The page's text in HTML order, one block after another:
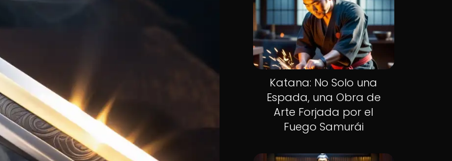
Katana: No Solo una
Espada, una Obra de
Arte Forjada por el
Fuego Samurái